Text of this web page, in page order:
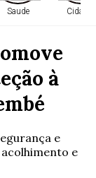
Saude Cidades
à
e
e